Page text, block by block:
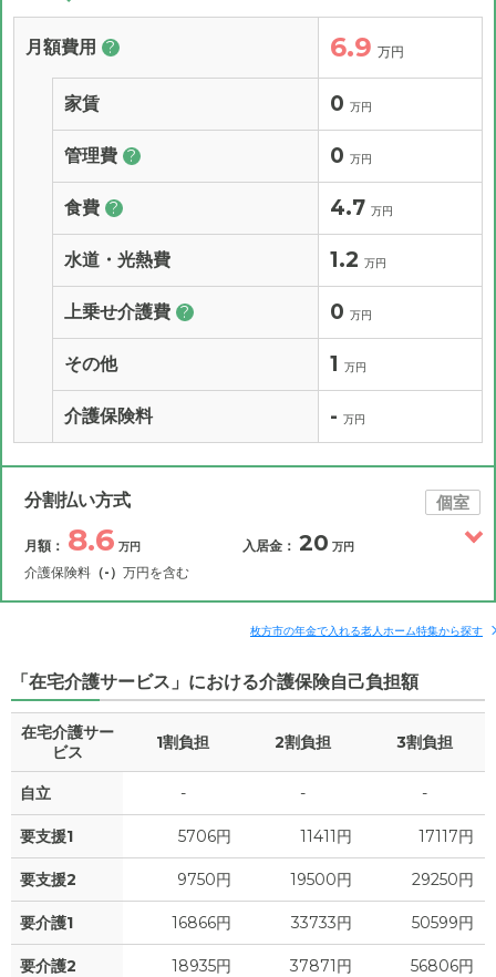
月額費用 ? 6.9 万円
家賃 0 万円
管理費 ? 0 万円
食費 ? 4.7 万円
水道・光熱費 1.2 万円
上乗せ介護費 ? 0 万円
その他 1 万円
介護保険料 - 万円
分割払い方式 個室
月額： 8.6 万円
介護保険料 （-） 万円を含む
入居金： 20 万円
補足情報
月額費用 ? 8.6 万円
家賃 0
食費 ? 4.7 万円
水道・光熱費 1.2
上乗せ介護費 ? 0 万円
枚方市の年金で入れる老人ホーム特集から探す
「在宅介護サービス」における介護保険自己負担額
在宅介護サー
ビス
1割負担 2割負担 3割負担
自立 - - -
要支援1 5706円 11411円 17117円
要支援2 9750円 19500円 29250円
要介護1 16866円 33733円 50599円
要介護2 18935円 37871円 56806円